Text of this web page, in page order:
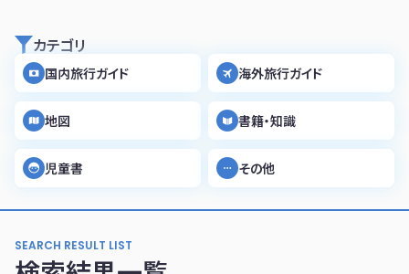
カテゴリ
国内旅行ガイド 海外旅行ガイド
地図 書籍・知識
児童書 その他
SEARCH RESULT LIST